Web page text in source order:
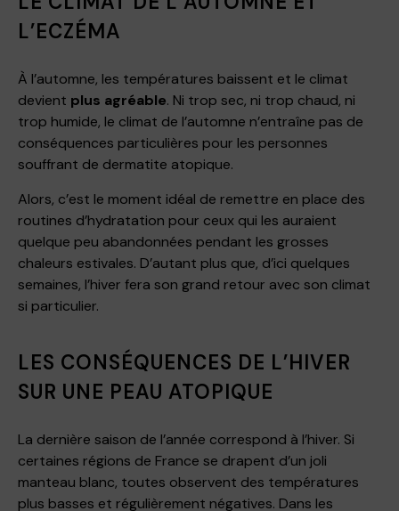
L’ECZÉMA
À l’automne, les températures baissent et le climat
devient plus agréable. Ni trop sec, ni trop chaud, ni
trop humide, le climat de l’automne n’entraîne pas de
conséquences particulières pour les personnes
souffrant de dermatite atopique.
Alors, c’est le moment idéal de remettre en place des
routines d’hydratation pour ceux qui les auraient
quelque peu abandonnées pendant les grosses
chaleurs estivales. D’autant plus que, d’ici quelques
semaines, l’hiver fera son grand retour avec son climat
si particulier.
LES CONSÉQUENCES DE L’HIVER
SUR UNE PEAU ATOPIQUE
La dernière saison de l’année correspond à l’hiver. Si
certaines régions de France se drapent d’un joli
manteau blanc, toutes observent des températures
plus basses et régulièrement négatives. Dans les